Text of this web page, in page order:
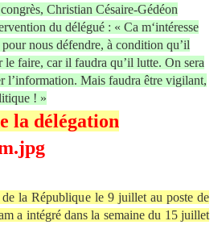
Christian Césaire-Gédéon
du délégué : « Ca m‘intéresse
nous défendre, à condition qu’il
faire, car il faudra qu’il lutte. On sera
l’information. Mais faudra être vigilant,
! »
la délégation
la République le 9 juillet au poste de
a intégré dans la semaine du 15 juillet